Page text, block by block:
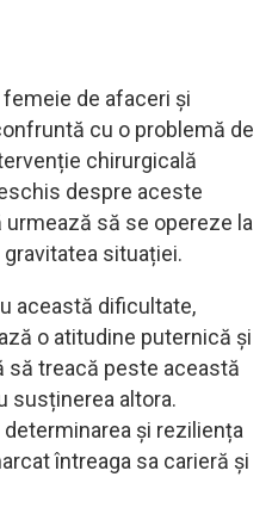
de afaceri și
cu o problemă de
chirurgicală
despre aceste
să se opereze la
situației.
această dificultate,
o atitudine puternică și
să treacă peste această
susținerea altora.
și reziliența
întreaga sa carieră și